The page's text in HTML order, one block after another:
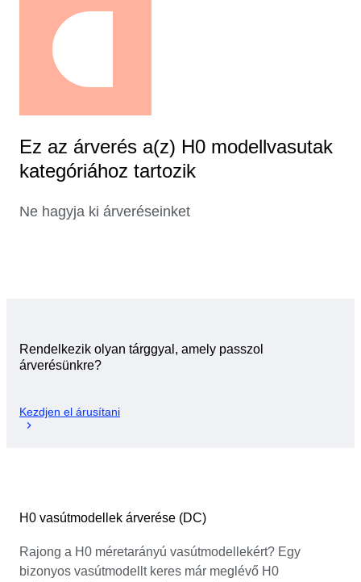
Ez az árverés a(z) H0 modellvasutak
kategóriához tartozik
Ne hagyja ki árveréseinket
Rendelkezik olyan tárggyal, amely passzol
árverésünkre?
Kezdjen el árusítani
H0 vasútmodellek árverése (DC)
Rajong a H0 méretarányú vasútmodellekért? Egy
bizonyos vasútmodellt keres már meglévő H0